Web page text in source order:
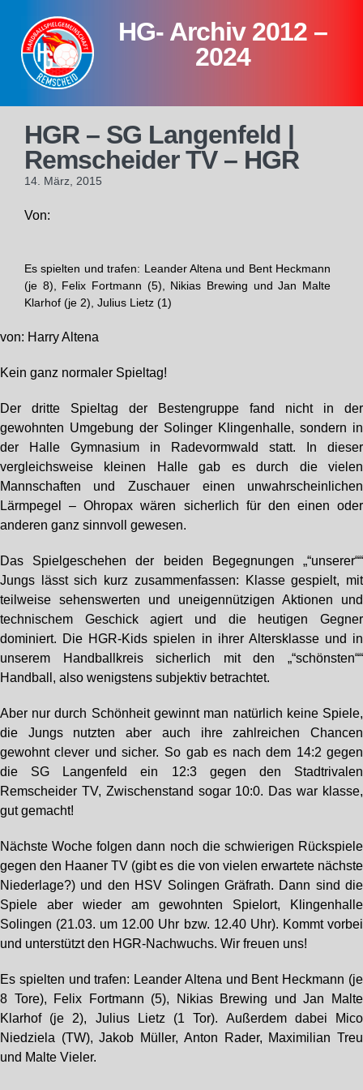
content
HG- Archiv 2012 –
2024
HGR – SG Langenfeld |
Remscheider TV – HGR
14. März, 2015
Von:
Es spielten und trafen: Leander Altena und Bent Heckmann
(je 8), Felix Fortmann (5), Nikias Brewing und Jan Malte
Klarhof (je 2), Julius Lietz (1)
von: Harry Altena
Kein ganz normaler Spieltag!
Der dritte Spieltag der Bestengruppe fand nicht in der
gewohnten Umgebung der Solinger Klingenhalle, sondern in
der Halle Gymnasium in Radevormwald statt. In dieser
vergleichsweise kleinen Halle gab es durch die vielen
Mannschaften und Zuschauer einen unwahrscheinlichen
Lärmpegel – Ohropax wären sicherlich für den einen oder
anderen ganz sinnvoll gewesen.
Das Spielgeschehen der beiden Begegnungen „“unserer““
Jungs lässt sich kurz zusammenfassen: Klasse gespielt, mit
teilweise sehenswerten und uneigennützigen Aktionen und
technischem Geschick agiert und die heutigen Gegner
dominiert. Die HGR-Kids spielen in ihrer Altersklasse und in
unserem Handballkreis sicherlich mit den „“schönsten““
Handball, also wenigstens subjektiv betrachtet.
Aber nur durch Schönheit gewinnt man natürlich keine Spiele,
die Jungs nutzten aber auch ihre zahlreichen Chancen
gewohnt clever und sicher. So gab es nach dem 14:2 gegen
die SG Langenfeld ein 12:3 gegen den Stadtrivalen
Remscheider TV, Zwischenstand sogar 10:0. Das war klasse,
gut gemacht!
Nächste Woche folgen dann noch die schwierigen Rückspiele
gegen den Haaner TV (gibt es die von vielen erwartete nächste
Niederlage?) und den HSV Solingen Gräfrath. Dann sind die
Spiele aber wieder am gewohnten Spielort, Klingenhalle
Solingen (21.03. um 12.00 Uhr bzw. 12.40 Uhr). Kommt vorbei
und unterstützt den HGR-Nachwuchs. Wir freuen uns!
Es spielten und trafen: Leander Altena und Bent Heckmann (je
8 Tore), Felix Fortmann (5), Nikias Brewing und Jan Malte
Klarhof (je 2), Julius Lietz (1 Tor). Außerdem dabei Mico
Niedziela (TW), Jakob Müller, Anton Rader, Maximilian Treu
und Malte Vieler.